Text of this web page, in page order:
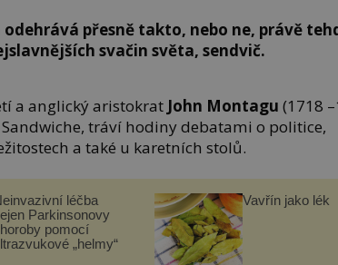
odehrává přesně takto, nebo ne, právě
svačin světa, sendvič.
a anglický aristokrat John Montagu (1718
tráví hodiny debatami o politice,
a také u karetních stolů.
léčba
Parkinsonovy
pomocí
„helmy“
Vavřín jako lék